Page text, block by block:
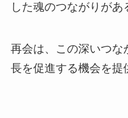
した魂のつながりがあ
再会は、この深いつな
長を促進する機会を提